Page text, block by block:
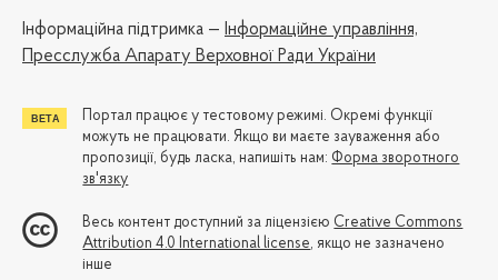
Iнформаційна підтримка — Інформаційне управління,
Пресслужба Апарату Верховної Ради України
Портал працює у тестовому режимі. Окремі функції
можуть не працювати. Якщо ви маєте зауваження або
пропозиції, будь ласка, напишіть нам: Форма зворотного
зв'язку
Весь контент доступний за ліцензією Creative Commons
Attribution 4.0 International license, якщо не зазначено
інше